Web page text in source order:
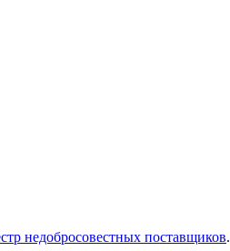
недобросовестных поставщиков